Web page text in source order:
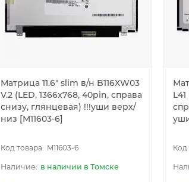
Матрица 11.6" slim в/н B116XW03
V.2 (LED, 1366x768, 40pin, справа
снизу, глянцевая) !!!уши верх/
низ [M11603-6]
M11603-6
в наличии в Томске